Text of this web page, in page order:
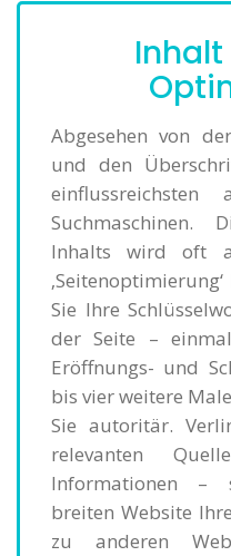
Inhalt
Abgesehen von
und den
Suchmaschinen.
Inhalts wird oft
Sie Ihre
der Seite –
Eröffnungs- und
bis vier weitere
Sie autoritär.
relevanten
Informationen –
breiten Website
zu anderen